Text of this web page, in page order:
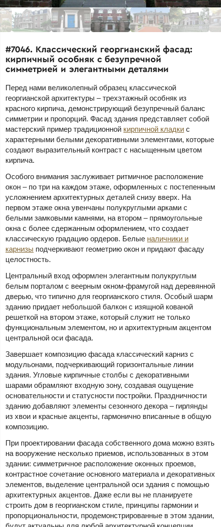
#7046. Классический георгианский фасад:
кирпичный особняк с безупречной
симметрией и элегантными деталями
Перед нами великолепный образец классической
георгианской архитектуры – трехэтажный особняк из
красного кирпича, демонстрирующий безупречный баланс
симметрии и пропорций. Фасад здания представляет собой
мастерский пример традиционной кирпичной кладки с
характерными белыми декоративными элементами, которые
создают выразительный контраст с насыщенным цветом
кирпича.
Особого внимания заслуживает ритмичное расположение
окон – по три на каждом этаже, оформленных с постепенным
усложнением архитектурных деталей снизу вверх. На
первом этаже окна увенчаны полукруглыми арками с
белыми замковыми камнями, на втором – прямоугольные
окна с более сдержанным оформлением, что создает
классическую градацию ордеров. Белые наличники и
карнизы подчеркивают геометрию окон и придают фасаду
целостность.
Центральный вход оформлен элегантным полукруглым
белым порталом с веерным окном-фрамугой над деревянной
дверью, что типично для георгианского стиля. Особый шарм
зданию придает небольшой балкон с изящной кованой
решеткой на втором этаже, который служит не только
функциональным элементом, но и архитектурным акцентом
центральной оси фасада.
Завершает композицию фасада классический карниз с
модульонами, подчеркивающий горизонтальные линии
здания. Угловые кирпичные столбы с декоративными
шарами обрамляют входную зону, создавая ощущение
основательности и статусности постройки. Праздничности
зданию добавляют элементы сезонного декора – гирлянды
из хвои и красные акценты, гармонично вписанные в общую
композицию.
При проектировании фасада собственного дома можно взять
на вооружение несколько приемов, использованных в этом
здании: симметричное расположение оконных проемов,
контрастное сочетание основного материала и декоративных
элементов, выделение центральной оси здания с помощью
архитектурных акцентов. Даже если вы не планируете
строить дом в георгианском стиле, принципы гармонии и
пропорциональности, продемонстрированные в этом здании,